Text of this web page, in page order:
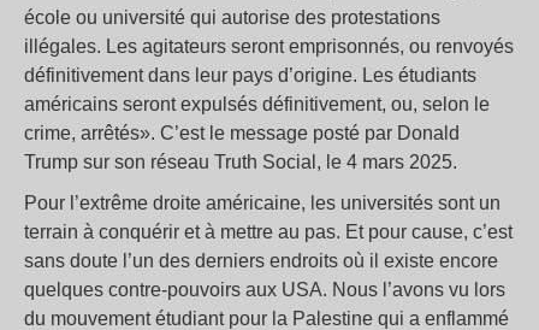
école ou université qui autorise des protestations
illégales. Les agitateurs seront emprisonnés, ou renvoyés
définitivement dans leur pays d’origine. Les étudiants
américains seront expulsés définitivement, ou, selon le
crime, arrêtés». C’est le message posté par Donald
Trump sur son réseau Truth Social, le 4 mars 2025.
Pour l’extrême droite américaine, les universités sont un
terrain à conquérir et à mettre au pas. Et pour cause, c’est
sans doute l’un des derniers endroits où il existe encore
quelques contre-pouvoirs aux USA. Nous l’avons vu lors
du mouvement étudiant pour la Palestine qui a enflammé